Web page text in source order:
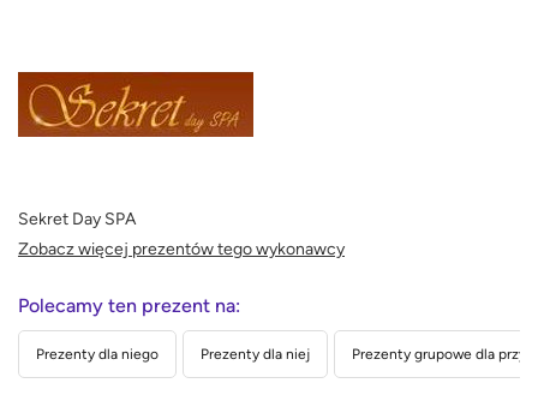
Sekret Day SPA
Zobacz więcej prezentów tego wykonawcy
Polecamy ten prezent na:
Prezenty dla niego Prezenty dla niej Prezenty grupowe dla